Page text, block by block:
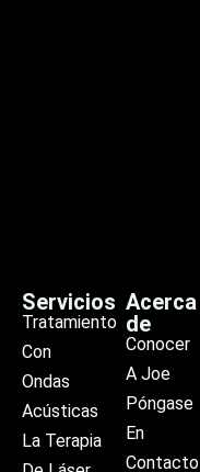
Servicios
Tratamiento
Con
Ondas
Acústicas
La Terapia
Acerca
de
Conocer
A Joe
Póngase
En
Contacto